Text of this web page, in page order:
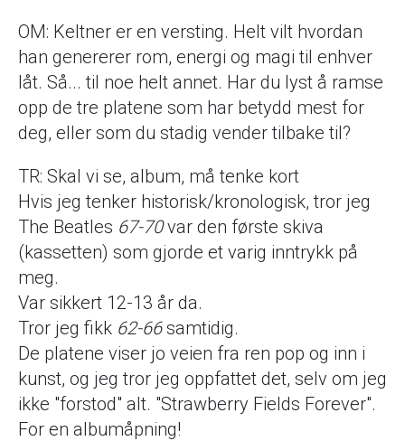
OM: Keltner er en versting. Helt vilt hvordan
han genererer rom, energi og magi til enhver
låt. Så... til noe helt annet. Har du lyst å ramse
opp de tre platene som har betydd mest for
deg, eller som du stadig vender tilbake til?
TR: Skal vi se, album, må tenke kort
Hvis jeg tenker historisk/kronologisk, tror jeg
The Beatles 67-70var den første skiva
(kassetten) som gjorde et varig inntrykk på
meg.
Var sikkert 12-13 år da.
Tror jeg fikk 62-66samtidig.
De platene viser jo veien fra ren pop og inn i
kunst, og jeg tror jeg oppfattet det, selv om jeg
ikke "forstod" alt. "Strawberry Fields Forever".
For en albumåpning!